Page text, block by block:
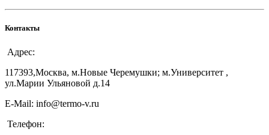
Контакты
Адрес:
117393,Москва, м.Новые Черемушки; м.Университет ,
ул.Марии Ульяновой д.14
E-Mail: info@termo-v.ru
Телефон: